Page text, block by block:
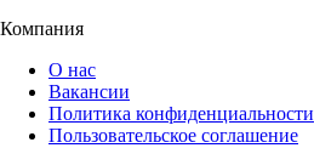
Компания
О нас
Вакансии
Политика конфиденциальности
Пользовательское соглашение